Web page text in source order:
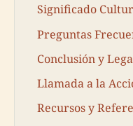
Significado
Preguntas
Conclusión y
Llamada a la
Recursos y